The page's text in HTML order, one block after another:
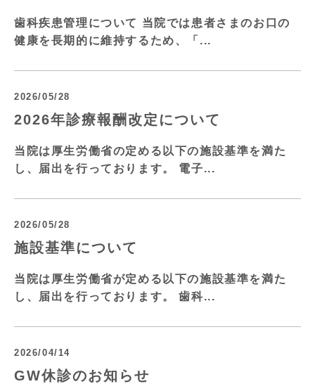
歯科疾患管理について 当院では患者さまのお口の
健康を長期的に維持するため、「...
2026/05/28
2026年診療報酬改定について
当院は厚生労働省の定める以下の施設基準を満た
し、届出を行っております。 電子...
2026/05/28
施設基準について
当院は厚生労働省が定める以下の施設基準を満た
し、届出を行っております。 歯科...
2026/04/14
GW休診のお知らせ